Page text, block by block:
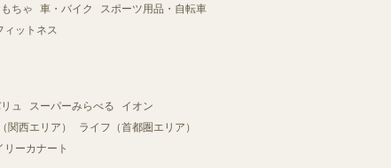
ちゃ 車・バイク
スポーツ用品・自転車
ィットネス
ュ スーパーみらべる
イオン
関西エリア）
ライフ（首都圏エリア）
リーカナート